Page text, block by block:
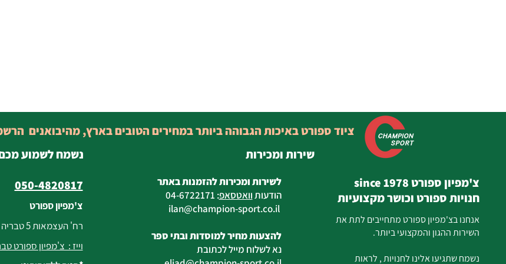
נשמח לשמוע
050-4820817
צ'מפיון ספורט
רח' העצמאות 5 טבריה
וייז : צ'מפיון ספורט
לשירות ומכירות להזמנות באתר
הודעותוואטסאפ:
04-6722171
ilan
@champion-sport.co.il
להצעות מחיר למוסדות ובתי ספר
נא לשלוח מייל לכתובת
צ'מפיון ספורט since 1978
חנויות ספורט וכושר מקצועיות
אנחנו בצ'מפיון ספורט מתחייבים לתת את
השירות ההגון והמקצועי ביותר.
נשמח שתגיעו אלינו לחנויות , לראות
שירות ומכירות
ציוד ספורט באיכות הגבוהה ביותר במחירים הטובים בארץ, מהיבואנים